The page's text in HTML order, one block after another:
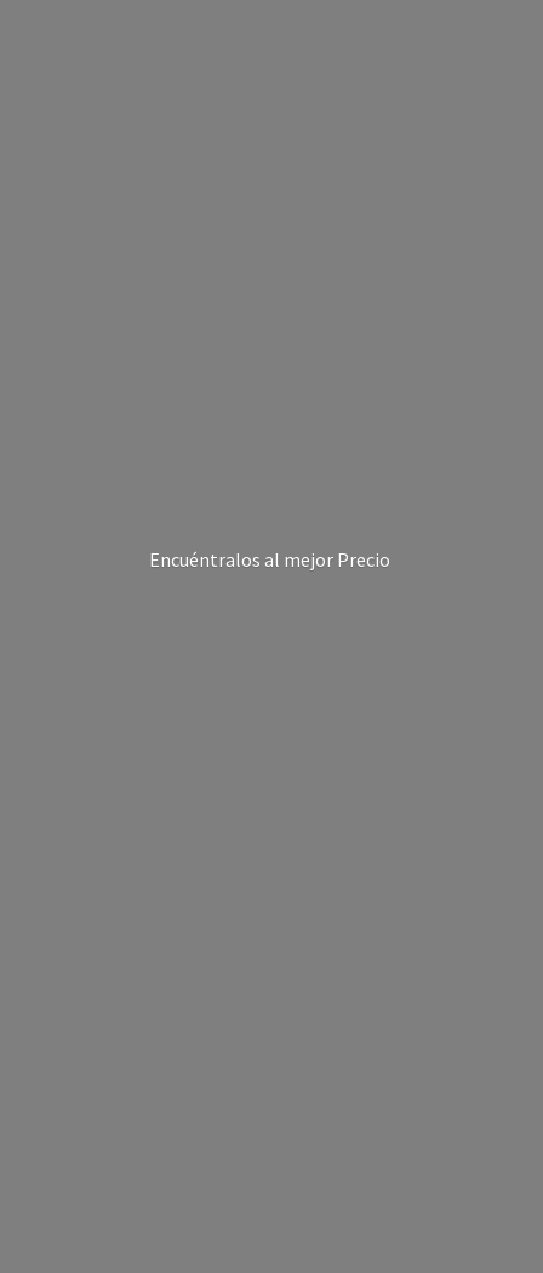
Encuéntralos al mejor Precio